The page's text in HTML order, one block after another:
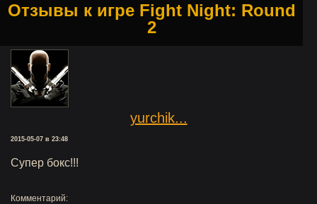
Отзывы к игре Fight Night: Round
2
yurchik...
2015-05-07 в 23:48
Супер бокс!!!
Комментарий: